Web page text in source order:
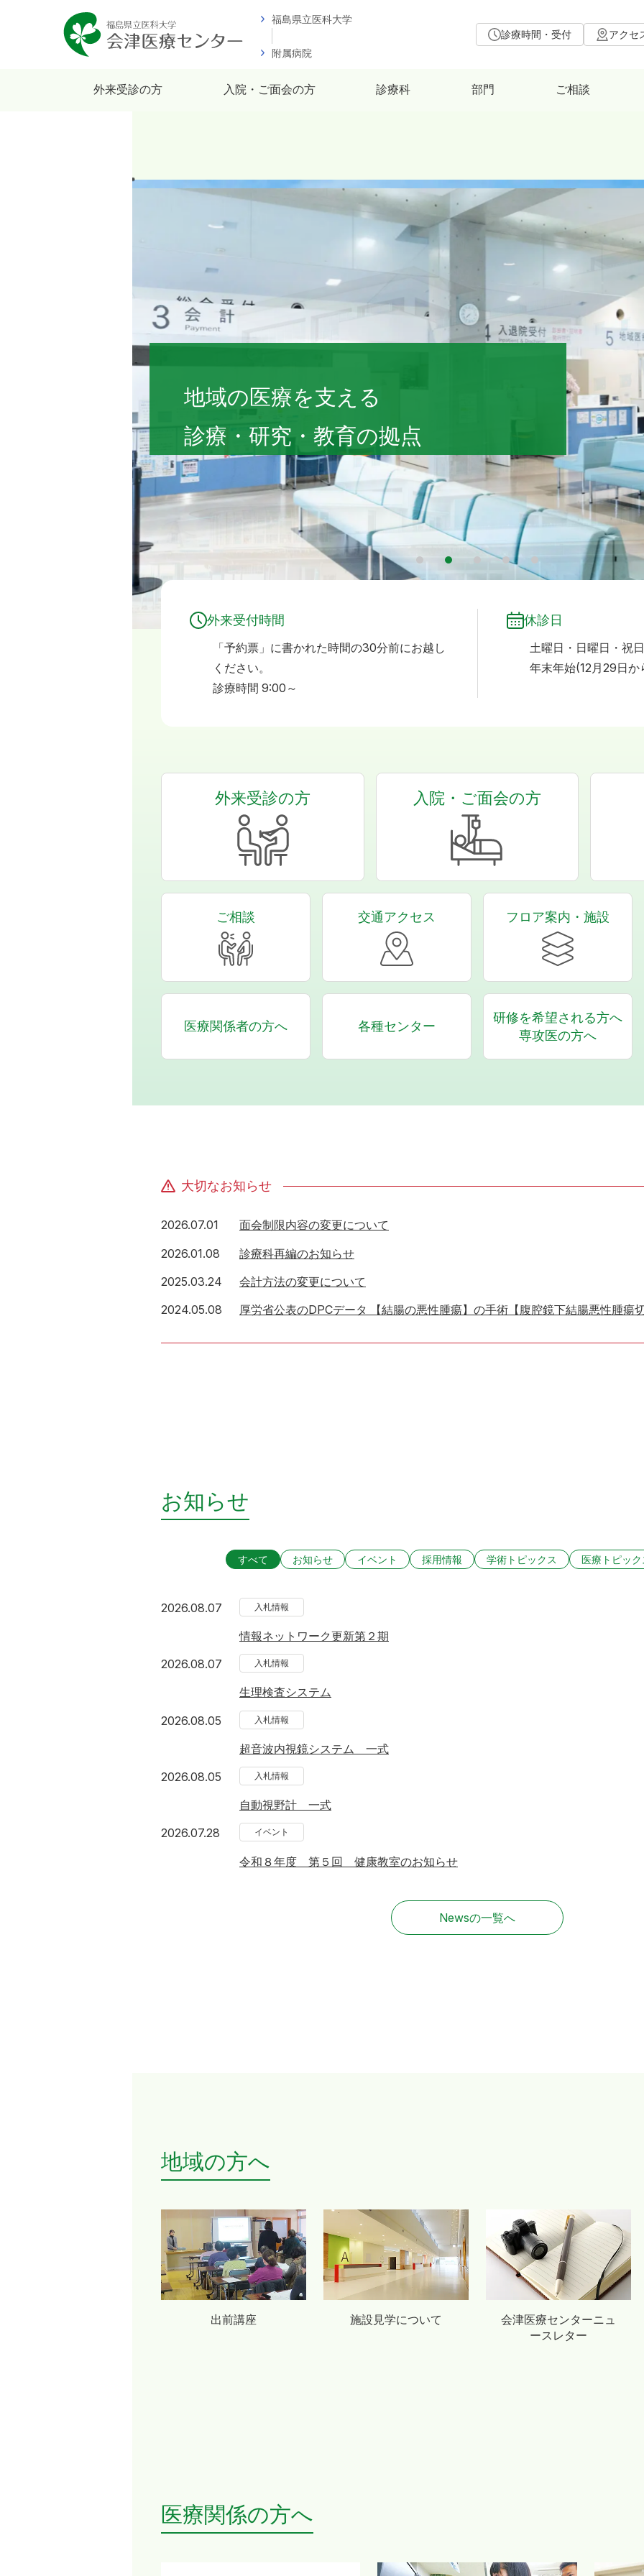
福島県立医科大学
附属病院
外来受診の方 入院・ご面会の方 診療科 部門 ご相談
診療時間・受付 アクセ
福島県立医科大学 会津診療センター
地域の医療を支える
診療・研究・教育の拠点
2 5
外来受付時間
「予約票」に書かれた時間の30分前にお越し
ください。
診療時間 9:00～
休診日
土曜日・日曜日・祝日
年末年始(12月29日
外来受診の方 入院・ご面会の方
ご相談 交通アクセス フロア案内・施設
医療関係者の方へ 各種センター
研修を希望される方へ
専攻医の方へ
大切なお知らせ
2026.07.01 2026年7月1日
面会制限内容の変更について
2026.01.08 2026年1月8日
診療科再編のお知らせ
2025.03.24 2025年3月24日
会計方法の変更について
2024.05.08 2024年5月8日
厚労省公表のDPCデータ 【結腸の悪性腫瘍】の手術【腹腔鏡下結腸悪性腫瘍
お知らせ
すべて お知らせ イベント 採用情報 学術トピックス 医療トピック
2026.08.07 2026年8月7日
入札情報
情報ネットワーク更新第２期
2026.08.07 2026年8月7日
入札情報
生理検査システム
2026.08.05 2026年8月5日
入札情報
超音波内視鏡システム 一式
2026.08.05 2026年8月5日
入札情報
自動視野計 一式
2026.07.28 2026年7月28日
イベント
令和８年度 第５回 健康教室のお知らせ
Newsの一覧へ
地域の方へ
出前講座 施設見学について
会津医療センターニュ
ースレター
医療関係の方へ